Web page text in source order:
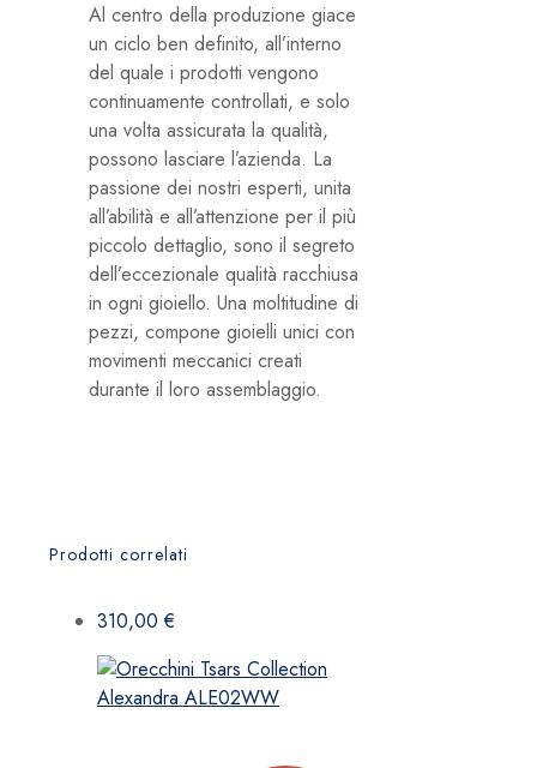
Al centro della produzione giace
un ciclo ben definito, all’interno
del quale i prodotti vengono
continuamente controllati, e solo
una volta assicurata la qualità,
possono lasciare l’azienda. La
passione dei nostri esperti, unita
all’abilità e all’attenzione per il più
piccolo dettaglio, sono il segreto
dell’eccezionale qualità racchiusa
in ogni gioiello. Una moltitudine di
pezzi, compone gioielli unici con
movimenti meccanici creati
durante il loro assemblaggio.
Prodotti correlati
310,00€